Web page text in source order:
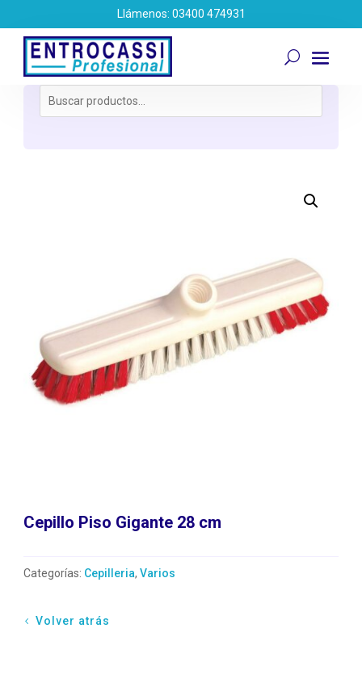
Llámenos: 03400 474931
Cepillo Piso Gigante 28 cm
Categorías: Cepilleria,Varios
Volver atrás